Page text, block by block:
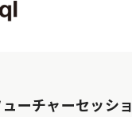
ーチャーセッショ